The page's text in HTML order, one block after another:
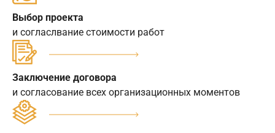
Выбор проекта
и согласлвание стоимости работ
Заключение договора
и согласование всех организационных моментов